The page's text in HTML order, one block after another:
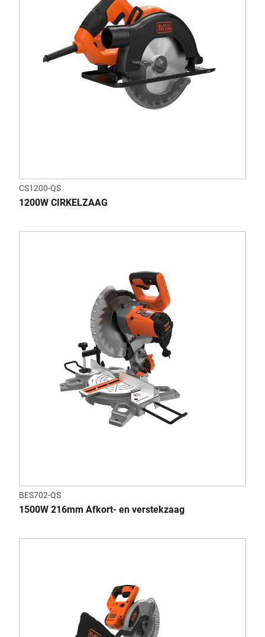
CS1200-QS
1200W CIRKELZAAG
BES702-QS
1500W 216mm Afkort- en verstekzaag